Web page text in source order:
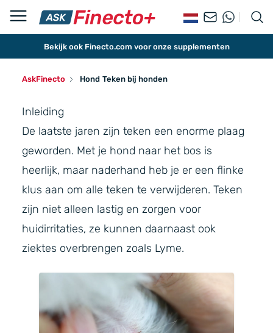
Bekijk ook Finecto.com voor onze supplementen
AskFinecto Hond Teken bij honden
Inleiding
De laatste jaren zijn teken een enorme plaag
geworden. Met je hond naar het bos is
heerlijk, maar naderhand heb je er een flinke
klus aan om alle teken te verwijderen. Teken
zijn niet alleen lastig en zorgen voor
huidirritaties, ze kunnen daarnaast ook
ziektes overbrengen zoals Lyme.